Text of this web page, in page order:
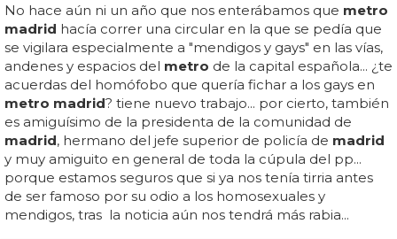
No hace aún ni un año que nos enterábamos que metro
madrid hacía correr una circular en la que se pedía que
se vigilara especialmente a "mendigos y gays" en las vías,
andenes y espacios del metro de la capital española... ¿te
acuerdas del homófobo que quería fichar a los gays en
metro madrid? tiene nuevo trabajo... por cierto, también
es amiguísimo de la presidenta de la comunidad de
madrid, hermano del jefe superior de policía de madrid
y muy amiguito en general de toda la cúpula del pp...
porque estamos seguros que si ya nos tenía tirria antes
de ser famoso por su odio a los homosexuales y
mendigos, tras la noticia aún nos tendrá más rabia...